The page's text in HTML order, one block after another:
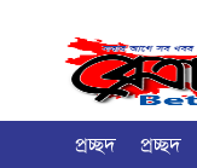
প্রচ্ছদ প্রচ্ছদ